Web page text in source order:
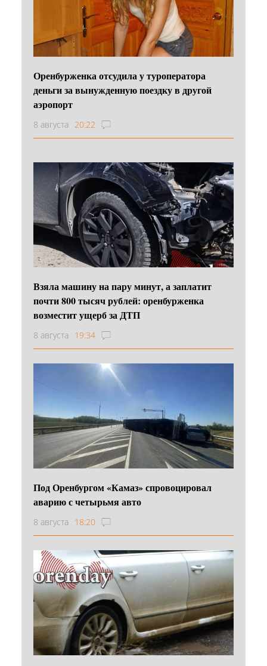
Оренбурженка отсудила у туроператора
деньги за вынужденную поездку в другой
аэропорт
8 августа 20:22
Взяла машину на пару минут, а заплатит
почти 800 тысяч рублей: оренбурженка
возместит ущерб за ДТП
8 августа 19:34
Под Оренбургом «Камаз» спровоцировал
аварию с четырьмя авто
8 августа 18:20